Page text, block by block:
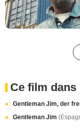
Ce film
Gentleman Jim, der
Gentleman Jim